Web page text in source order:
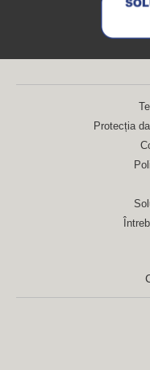
Protecția